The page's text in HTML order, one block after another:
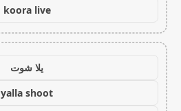
koora live
يلا شوت
yalla shoot